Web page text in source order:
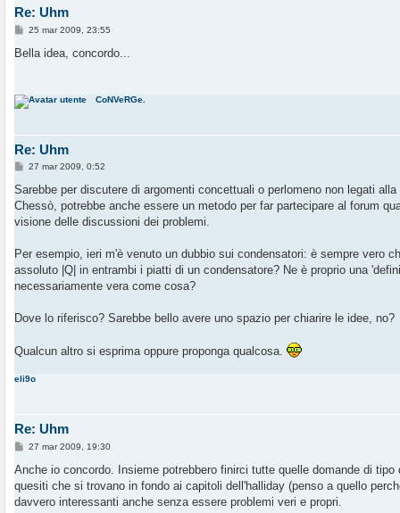
Re: Uhm
M
s
g
i
25 mar 2009, 23:55
Bella idea, concordo...
CoNVeRGe.
Re: Uhm
M
s
a
g
o
27 mar 2009, 0:52
Sarebbe per discutere di argomenti concettuali o perlomeno non legati
Chessò, potrebbe anche essere un metodo per far partecipare al forum
visione delle discussioni dei problemi.
Per esempio, ieri m'è venuto un dubbio sui condensatori: è sempre vero
assoluto |Q| in entrambi i piatti di un condensatore? Ne è proprio una
necessariamente vera come cosa?
Dove lo riferisco? Sarebbe bello avere uno spazio per chiarire le idee, no?
Qualcun altro si esprima oppure proponga qualcosa.
eli9o
Re: Uhm
M
s
a
g
27 mar 2009, 19:30
Anche io concordo. Insieme potrebbero finirci tutte quelle domande di
quesiti che si trovano in fondo ai capitoli dell'halliday (penso a quello
davvero interessanti anche senza essere problemi veri e propri.